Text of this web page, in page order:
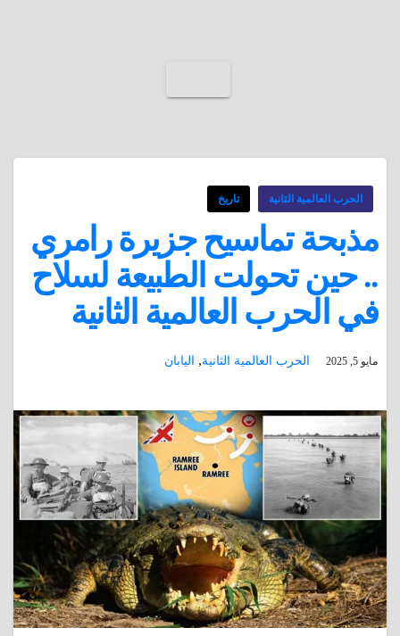
الحرب العالمية الثانية تاريخ
مذبحة تماسيح جزيرة رامري
.. حين تحولت الطبيعة لسلاح
في الحرب العالمية الثانية
مايو 5, 2025 الحرب العالمية الثانية, اليابان